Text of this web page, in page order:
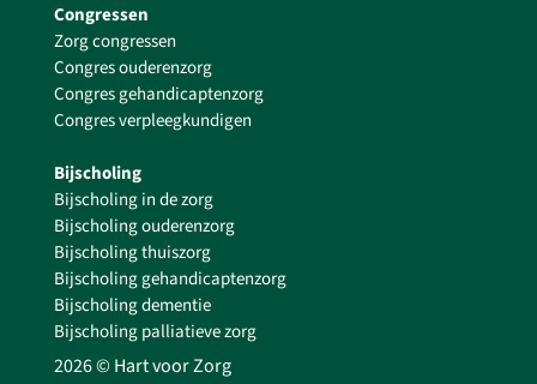
Congressen
Zorg congressen
Congres ouderenzorg
Congres gehandicaptenzorg
Congres verpleegkundigen
Bijscholing
Bijscholing in de zorg
Bijscholing ouderenzorg
Bijscholing thuiszorg
Bijscholing gehandicaptenzorg
Bijscholing dementie
Bijscholing palliatieve zorg
2026 © Hart voor Zorg